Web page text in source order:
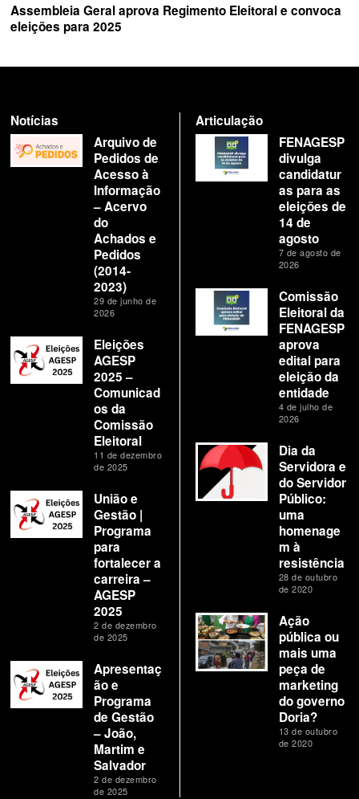
Assembleia Geral aprova Regimento Eleitoral e convoca
eleições para 2025
Notícias
Arquivo de
Pedidos de
Acesso à
Informação
– Acervo
do
Achados e
Pedidos
(2014-
2023)
29 de junho de
2026
Eleições
AGESP
2025 –
Comunicad
os da
Comissão
Eleitoral
11 de dezembro
de 2025
União e
Gestão |
Programa
para
fortalecer a
carreira –
AGESP
2025
2 de dezembro
de 2025
Apresentaç
ão e
Programa
de Gestão
– João,
Martim e
Salvador
2 de dezembro
de 2025
Articulação
FENAGESP
divulga
candidatur
as para as
eleições de
14 de
agosto
7 de agosto de
2026
Comissão
Eleitoral da
FENAGESP
aprova
edital para
eleição da
entidade
4 de julho de
2026
Dia da
Servidora e
do Servidor
Público:
uma
homenage
m à
resistência
28 de outubro
de 2020
Ação
pública ou
mais uma
peça de
marketing
do governo
Doria?
13 de outubro
de 2020